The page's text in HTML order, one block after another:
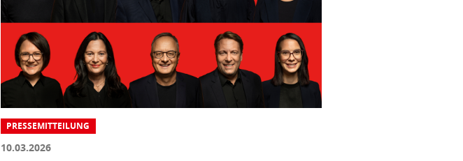
PRESSEMITTEILUNG
10.03.2026